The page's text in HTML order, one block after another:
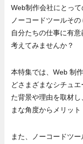
Web制作会社にとっ
ノーコードツールそ
自分たちの仕事に有
考えてみませんか？
本特集では、Web 制
どさまざまなシチュ
た背景や理由を取材
まな角度からメリット
また、ノーコードツ